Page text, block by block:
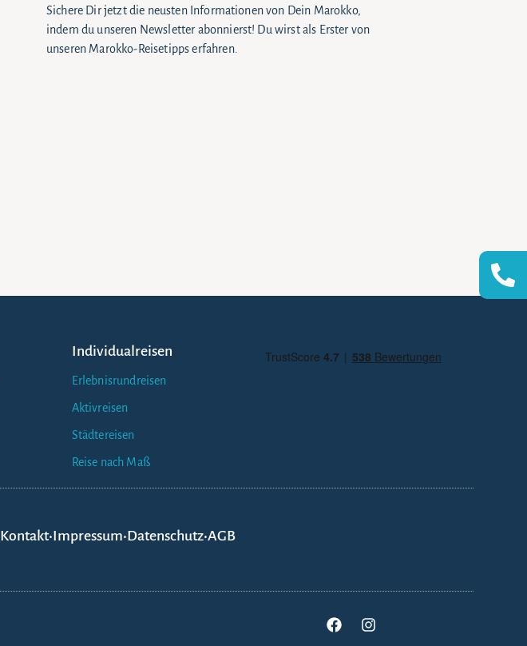
Sichere Dir jetzt die neusten Informationen von Dein Marokko,
indem du unseren Newsletter abonnierst! Du wirst als Erster von
unseren Marokko-Reisetipps erfahren.
Individualreisen
Erlebnisrundreisen
Aktivreisen
Städtereisen
Reise nach Maß
Kontakt•Impressum•Datenschutz•AGB